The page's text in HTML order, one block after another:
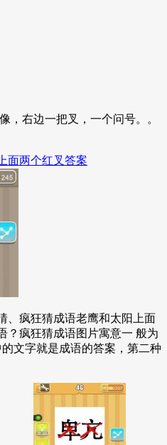
，右边一把叉，一个问号。。
面两个红叉答案
、疯狂猜成语老鹰和太阳上面
？疯狂猜成语图片寓意一 般为
文字就是成语的答案，第二种